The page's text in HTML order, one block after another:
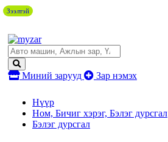
Миний зарууд Зар нэмэх
Нүүр
Ном, Бичиг хэрэг, Бэлэг дурсгал
Бэлэг дурсгал
Зээлтэй